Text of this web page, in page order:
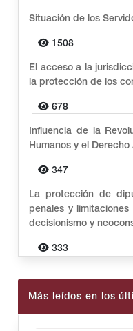
Situación de los
1508
El acceso a la
la protección de los
678
Influencia de la
Humanos y el
347
La protección de
penales y
decisionismo y
333
Más leídos en los